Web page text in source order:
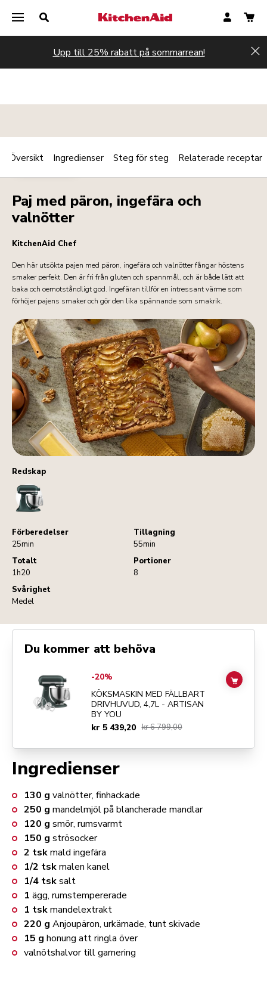
Upp till 25% rabatt på sommarrean!
Redskap
StandMixer
Förberedelser
25min
Tillagning
55min
Totalt
1h20
Portioner
8
Svårighet
Medel
EFTERRÄTTER Print
Share
Paj med päron, ingefära och
valnötter
KitchenAid Chef
Den här utsökta pajen med päron, ingefära och valnötter fångar höstens
smaker perfekt. Den är fri från gluten och spannmål, och är både lätt att
baka och oemotståndligt god. Ingefäran tillför en intressant värme som
förhöjer pajens smaker och gör den lika spännande som smakrik.
Översikt Ingredienser Steg för steg Relaterade receptar
Ingredienser
130 g valnötter, finhackade
250 g mandelmjöl på blancherade mandlar
120 g smör, rumsvarmt
150 g strösocker
2 tskmald ingefära
1/2 tskmalen kanel
1/4 tsksalt
1 ägg, rumstempererade
1 tskmandelextrakt
220 g Anjoupäron, urkärnade, tunt skivade
15 g honung att ringla över
valnötshalvor till garnering
Du kommer att behöva
Go toKÖKSMASKIN MED FÄLLBART DRIVHUVUD, 4,7L - ARTISAN
-20%
KÖKSMASKIN MED FÄLLBART
DRIVHUVUD, 4,7L - ARTISAN
BY YOU
kr 5 439,20 kr 6 799,00
ADD